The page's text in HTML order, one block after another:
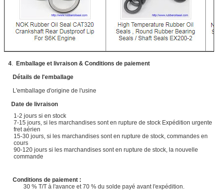
4. Emballage et livraison & Conditions de paiement​
Détails de l'emballage
L'emballage d'origine de l'usine
Date de livraison
1-2 jours si en stock
7-15 jours, si les marchandises sont en rupture de stock Expédition urgente
fret aérien
15-30 jours, si les marchandises sont en rupture de stock, commandes en
cours
90-120 jours si les marchandises sont en rupture de stock, la nouvelle
commande
Conditions de paiement :
30 % T/T à l'avance et 70 % du solde payé avant l'expédition.